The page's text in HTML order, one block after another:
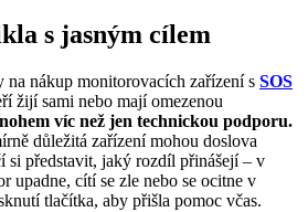
s jasným cílem
na nákup monitorovacích zařízení s SOS
žijí sami nebo mají omezenou
víc než jen technickou podporu.
důležitá zařízení mohou doslova
si představit, jaký rozdíl přinášejí – v
upadne, cítí se zle nebo se ocitne v
tlačítka, aby přišla pomoc včas.